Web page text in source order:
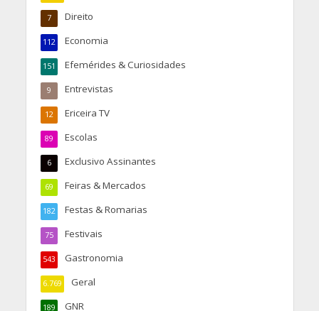
Direito
7
Economia
112
Efemérides & Curiosidades
151
Entrevistas
9
Ericeira TV
12
Escolas
89
Exclusivo Assinantes
6
Feiras & Mercados
69
Festas & Romarias
182
Festivais
75
Gastronomia
543
Geral
6.769
GNR
189